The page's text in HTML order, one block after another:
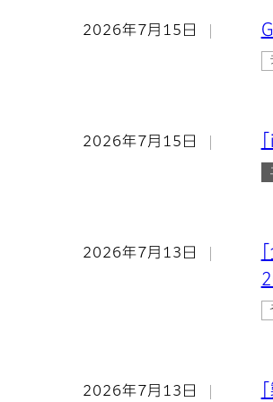
2026年7月15日
2026年7月15日
2026年7月13日
2026年7月13日